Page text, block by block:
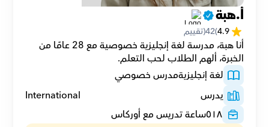
أ.هبة
4.9
(
42(تقييم
الخبرة، ألهم الطلاب لحب التعلم.
لغة إنجليزيةمدرس خصوصي
يدرس
International
٥١٨ساعة تدريس مع أوركاس